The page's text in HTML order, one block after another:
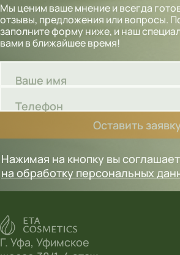
Мы ценим ваше мнение и всегда
отзывы, предложения или вопросы.
заполните форму ниже, и наш
вами в ближайшее время!
Ваше имя
Телефон
Оставить
Нажимая на кнопку вы
на обработку персональных
Г. Уфа, Уфимское